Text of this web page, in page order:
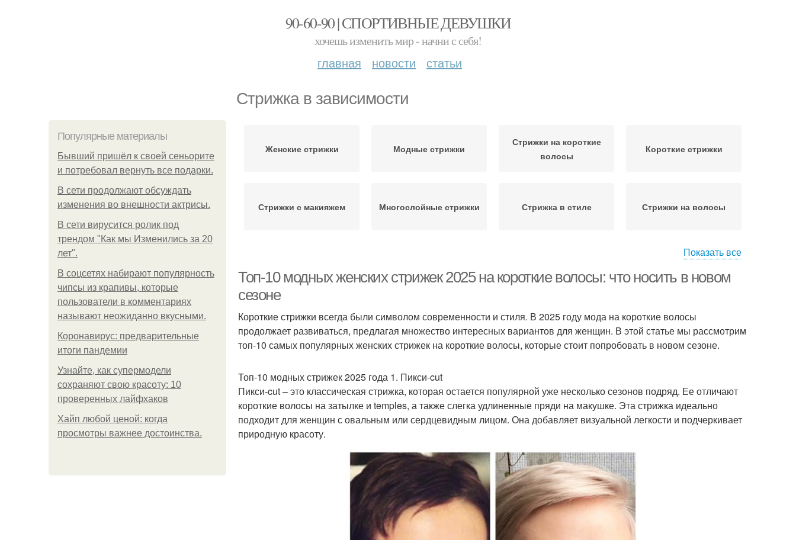
90-60-90 | СПОРТИВНЫЕ ДЕВУШКИ
хочешь изменить мир - начни с себя!
главная новости статьи
Стрижка в зависимости
Популярные материалы
Бывший пришёл к своей сеньорите
и потребовал вернуть все подарки.
В сети продолжают обсуждать
изменения во внешности актрисы.
В сети вирусится ролик под
трендом "Как мы Изменились за 20
лет".
В соцсетях набирают популярность
чипсы из крапивы, которые
пользователи в комментариях
называют неожиданно вкусными.
Коронавирус: предварительные
итоги пандемии
Узнайте, как супермодели
сохраняют свою красоту: 10
проверенных лайфхаков
Хайп любой ценой: когда
просмотры важнее достоинства.
Женские стрижки Модные стрижки
Стрижки на короткие
волосы
Короткие стрижки
Стрижки с макияжем Многослойные стрижки Стрижка в стиле Стрижки на волосы
кончиками
стрижки
Стрижка на волосы
Показать все
Топ-10 модных женских стрижек 2025 на короткие волосы: что носить в новом
сезоне
Короткие стрижки всегда были символом современности и стиля. В 2025 году мода на короткие волосы
продолжает развиваться, предлагая множество интересных вариантов для женщин. В этой статье мы рассмотрим
топ-10 самых популярных женских стрижек на короткие волосы, которые стоит попробовать в новом сезоне.
Топ-10 модных стрижек 2025 года 1. Пикси-cut
Пикси-cut – это классическая стрижка, которая остается популярной уже несколько сезонов подряд. Ее отличают
короткие волосы на затылке и temples, а также слегка удлиненные пряди на макушке. Эта стрижка идеально
подходит для женщин с овальным или сердцевидным лицом. Она добавляет визуальной легкости и подчеркивает
природную красоту.